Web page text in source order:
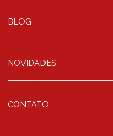
BLOG
NOVIDADES
CONTATO